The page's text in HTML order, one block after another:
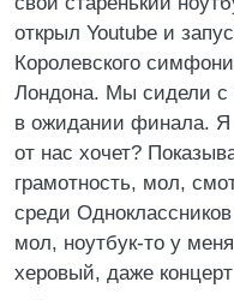
открыл Youtube и
Королевского
Лондона. Мы сидели
в ожидании финала. Я
от нас хочет?
грамотность, мол,
среди
мол, ноутбук-то у
херовый, даже